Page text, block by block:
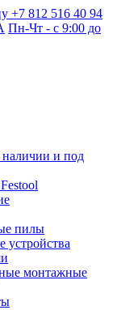
812 516 40 94
Пн-Чт - с 9:00 до
наличии и под
пилы
устройства
монтажные